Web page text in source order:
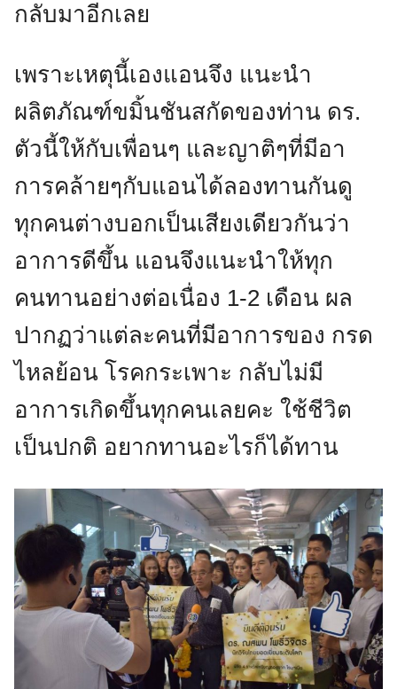
กลับมาอีกเลย
เพราะเหตุนี้เองแอนจึง แนะนำ
ผลิตภัณฑ์ขมิ้นชันสกัดของท่าน ดร.
ตัวนี้ให้กับเพื่อนๆ และญาติๆที่มีอา
การคล้ายๆกับแอนได้ลองทานกันดู
ทุกคนต่างบอกเป็นเสียงเดียวกันว่า
อาการดีขึ้น แอนจึงแนะนำให้ทุก
คนทานอย่างต่อเนื่อง 1-2 เดือน ผล
ปากฏว่าแต่ละคนที่มีอาการของ กรด
ไหลย้อน โรคกระเพาะ กลับไม่มี
อาการเกิดขึ้นทุกคนเลยคะ ใช้ชีวิต
เป็นปกติ อยากทานอะไรก็ได้ทาน